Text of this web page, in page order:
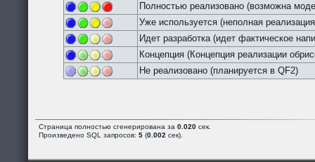
Полностью реализовано (возможна
Уже используется (неполная
Идет разработка (идет фактическое
Концепция (Концепция реализации
Не реализовано (планируется в QF2)
Страница полностью сгенерирована за 0.020 сек.
Произведено SQL запросов: 5 (0.002 сек).